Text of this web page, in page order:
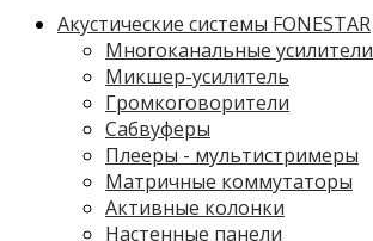
Акустические системы FONESTAR
Многоканальные усилители
Микшер-усилитель
Громкоговорители
Сабвуферы
Плееры - мультистримеры
Матричные коммутаторы
Активные колонки
Настенные панели